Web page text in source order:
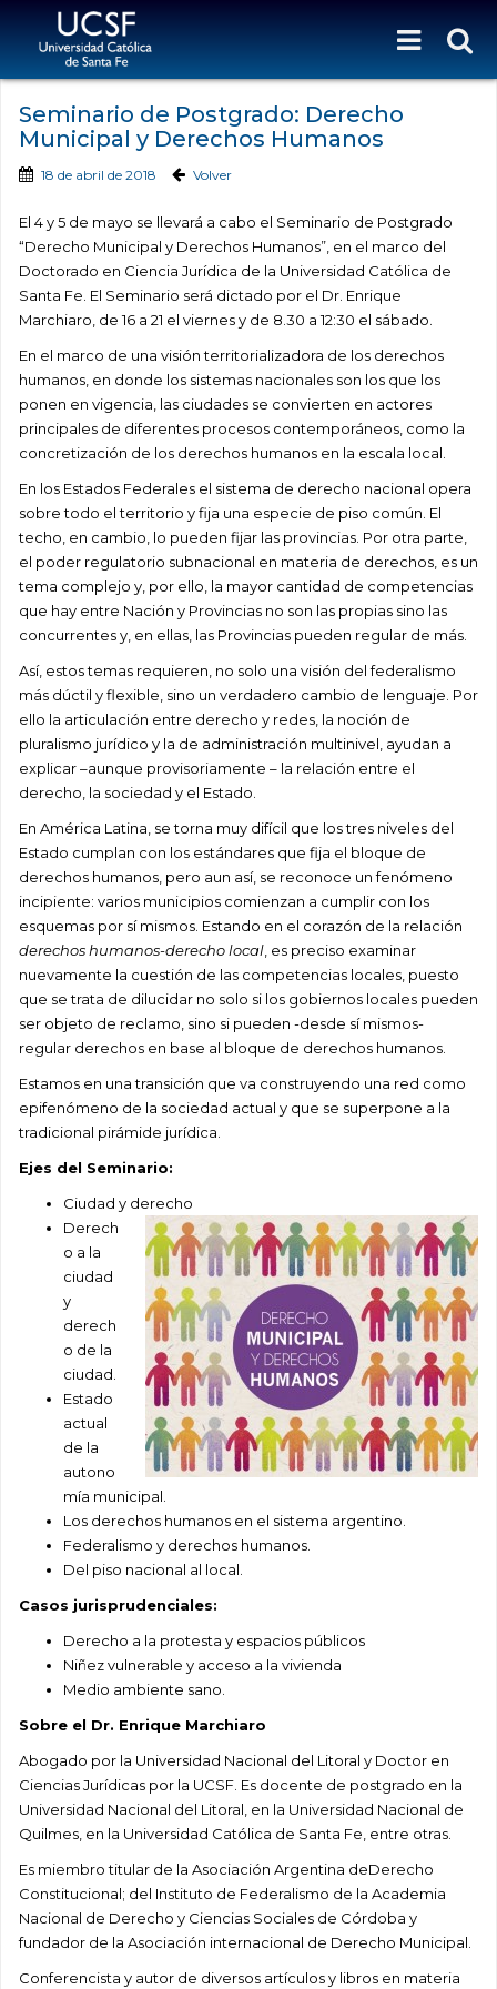
Seminario de Postgrado: Derecho
Municipal y Derechos Humanos
18 de abril de 2018 Volver
El 4 y 5 de mayo se llevará a cabo el Seminario de Postgrado
“Derecho Municipal y Derechos Humanos”, en el marco del
Doctorado en Ciencia Jurídica de la Universidad Católica de
Santa Fe. El Seminario será dictado por el Dr. Enrique
Marchiaro, de 16 a 21 el viernes y de 8.30 a 12:30 el sábado.
En el marco de una visión territorializadora de los derechos
humanos, en donde los sistemas nacionales son los que los
ponen en vigencia, las ciudades se convierten en actores
principales de diferentes procesos contemporáneos, como la
concretización de los derechos humanos en la escala local.
En los Estados Federales el sistema de derecho nacional opera
sobre todo el territorio y fija una especie de piso común. El
techo, en cambio, lo pueden fijar las provincias. Por otra parte,
el poder regulatorio subnacional en materia de derechos, es un
tema complejo y, por ello, la mayor cantidad de competencias
que hay entre Nación y Provincias no son las propias sino las
concurrentes y, en ellas, las Provincias pueden regular de más.
Así, estos temas requieren, no solo una visión del federalismo
más dúctil y flexible, sino un verdadero cambio de lenguaje. Por
ello la articulación entre derecho y redes, la noción de
pluralismo jurídico y la de administración multinivel, ayudan a
explicar –aunque provisoriamente – la relación entre el
derecho, la sociedad y el Estado.
En América Latina, se torna muy difícil que los tres niveles del
Estado cumplan con los estándares que fija el bloque de
derechos humanos, pero aun así, se reconoce un fenómeno
incipiente: varios municipios comienzan a cumplir con los
esquemas por sí mismos. Estando en el corazón de la relación
derechos humanos-derecho local , es preciso examinar
nuevamente la cuestión de las competencias locales, puesto
que se trata de dilucidar no solo si los gobiernos locales pueden
ser objeto de reclamo, sino si pueden -desde sí mismos-
regular derechos en base al bloque de derechos humanos.
Estamos en una transición que va construyendo una red como
epifenómeno de la sociedad actual y que se superpone a la
tradicional pirámide jurídica.
Ejes del Seminario:
Ciudad y derecho
Derech
o a la
ciudad
y
derech
o de la
ciudad.
Estado
actual
de la
autono
mía municipal.
Los derechos humanos en el sistema argentino.
Federalismo y derechos humanos.
Del piso nacional al local.
Casos jurisprudenciales:
Derecho a la protesta y espacios públicos
Niñez vulnerable y acceso a la vivienda
Medio ambiente sano.
Sobre el Dr. Enrique Marchiaro
Abogado por la Universidad Nacional del Litoral y Doctor en
Ciencias Jurídicas por la UCSF. Es docente de postgrado en la
Universidad Nacional del Litoral, en la Universidad Nacional de
Quilmes, en la Universidad Católica de Santa Fe, entre otras.
Es miembro titular de la Asociación Argentina deDerecho
Constitucional; del Instituto de Federalismo de la Academia
Nacional de Derecho y Ciencias Sociales de Córdoba y
fundador de la Asociación internacional de Derecho Municipal.
Conferencista y autor de diversos artículos y libros en materia